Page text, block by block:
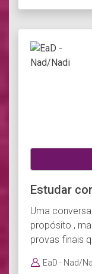
Estudar
Uma
propósito ,
provas finais
EaD - Nad/